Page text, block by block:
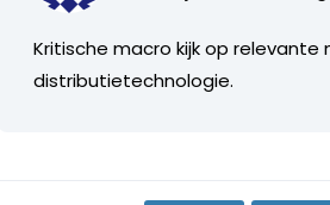
Kritische macro kijk op
distributietechnologie.